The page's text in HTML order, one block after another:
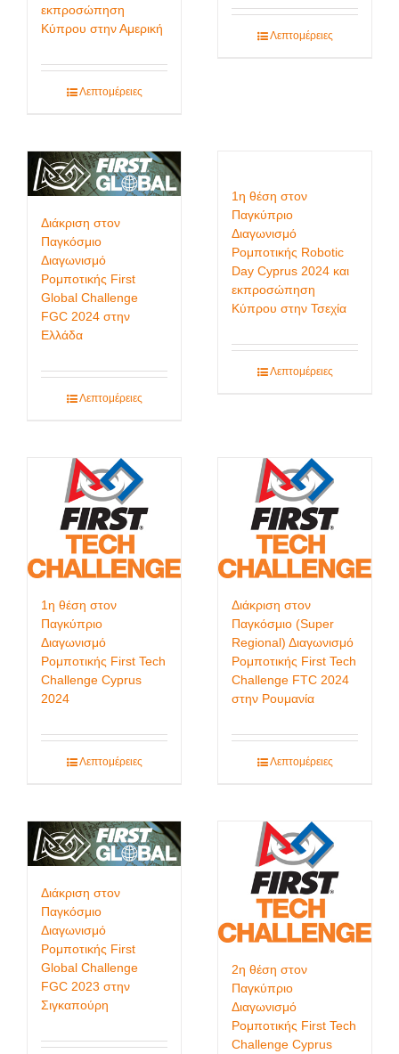
εκπροσώπηση
Κύπρου στην Αμερική
Λεπτομέρειες
Λεπτομέρειες
Διάκριση στον
Παγκόσμιο
Διαγωνισμό
Ρομποτικής First
Global Challenge
FGC 2024 στην
Ελλάδα
Λεπτομέρειες
1η θέση στον
Παγκύπριο
Διαγωνισμό
Ρομποτικής Robotic
Day Cyprus 2024 και
εκπροσώπηση
Κύπρου στην Τσεχία
Λεπτομέρειες
1η θέση στον
Παγκύπριο
Διαγωνισμό
Ρομποτικής First Tech
Challenge Cyprus
2024
Λεπτομέρειες
Διάκριση στον
Παγκόσμιο (Super
Regional) Διαγωνισμό
Ρομποτικής First Tech
Challenge FTC 2024
στην Ρουμανία
Λεπτομέρειες
Διάκριση στον
Παγκόσμιο
Διαγωνισμό
Ρομποτικής First
Global Challenge
FGC 2023 στην
Σιγκαπούρη
2η θέση στον
Παγκύπριο
Διαγωνισμό
Ρομποτικής First Tech
Challenge Cyprus